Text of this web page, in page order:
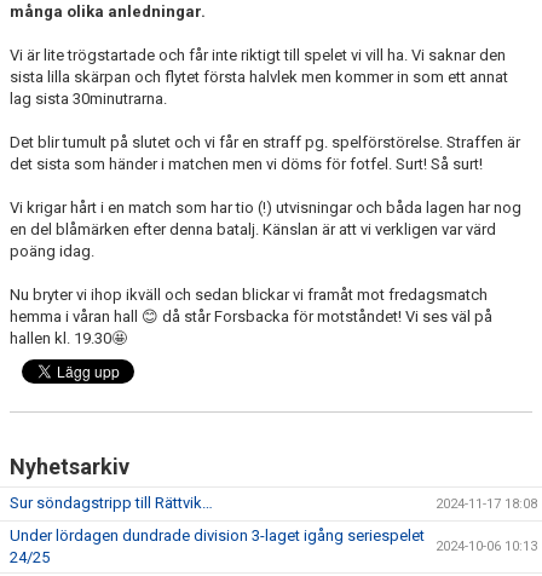
många olika anledningar.
Vi är lite trögstartade och får inte riktigt till spelet vi vill ha. Vi saknar den
sista lilla skärpan och flytet första halvlek men kommer in som ett annat
lag sista 30minutrarna.
Det blir tumult på slutet och vi får en straff pg. spelförstörelse. Straffen är
det sista som händer i matchen men vi döms för fotfel. Surt! Så surt!
Vi krigar hårt i en match som har tio (!) utvisningar och båda lagen har nog
en del blåmärken efter denna batalj. Känslan är att vi verkligen var värd
poäng idag.
Nu bryter vi ihop ikväll och sedan blickar vi framåt mot fredagsmatch
hemma i våran hall 😊 då står Forsbacka för motståndet! Vi ses väl på
hallen kl. 19.30🤩
Nyhetsarkiv
Sur söndagstripp till Rättvik… 2024-11-17 18:08
Under lördagen dundrade division 3-laget igång seriespelet
24/25
2024-10-06 10:13